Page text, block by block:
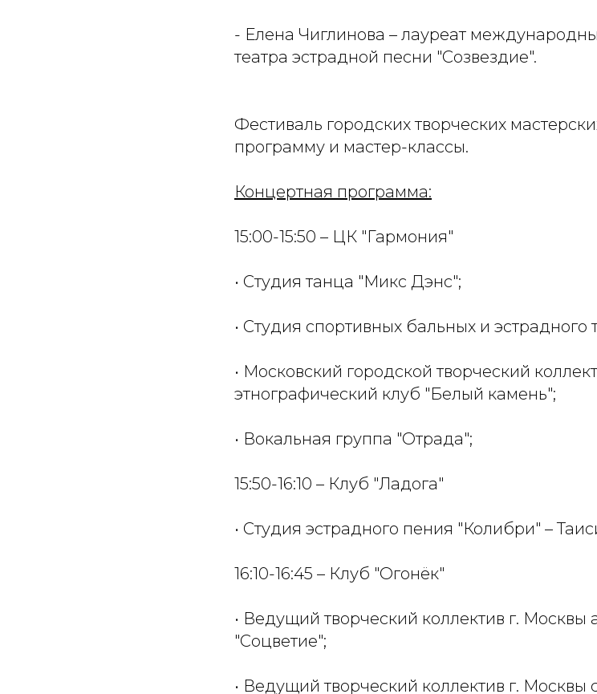
- Елена Чиглинова – лауреат
театра эстрадной песни "Созвездие".
Фестиваль городских творческих
программу и мастер-классы.
Концертная программа:
15:00-15:50 – ЦК "Гармония"
• Студия танца "Микс Дэнс";
• Студия спортивных бальных и эстрадного
• Московский городской творческий
этнографический клуб "Белый камень";
• Вокальная группа "Отрада";
15:50-16:10 – Клуб "Ладога"
• Студия эстрадного пения "Колибри" –
16:10-16:45 – Клуб "Огонёк"
• Ведущий творческий коллектив г.
"Соцветие";
• Ведущий творческий коллектив г. Москвы